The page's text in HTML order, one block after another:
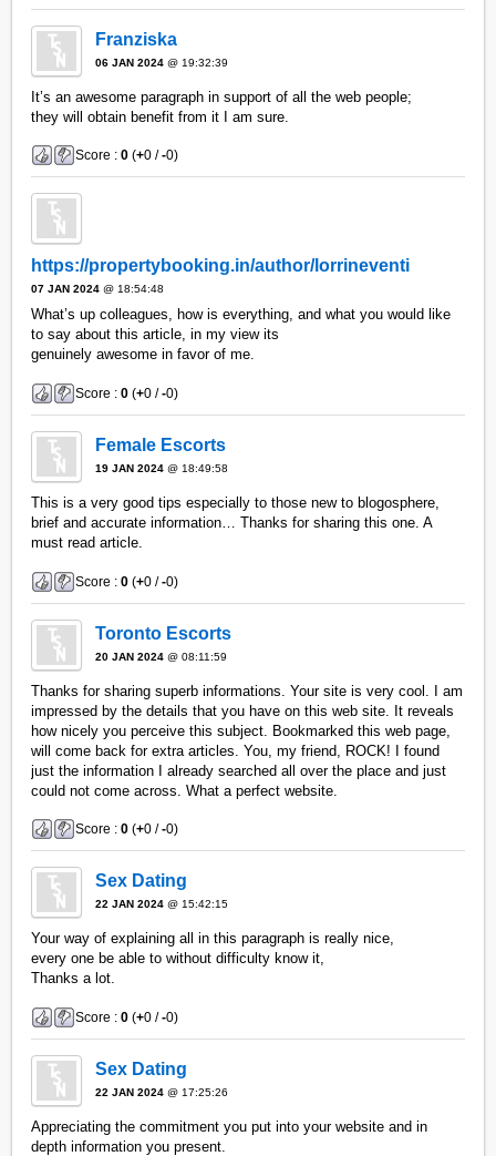
Franziska
06 JAN 2024 @ 19:32:39
It’s an awesome paragraph in support of all the web people;
they will obtain benefit from it I am sure.
Score :0 (+0 /-0)
https://propertybooking.in/author/lorrineventi
07 JAN 2024 @ 18:54:48
What’s up colleagues, how is everything, and what you would like
to say about this article, in my view its
genuinely awesome in favor of me.
Score :0 (+0 /-0)
Female Escorts
19 JAN 2024 @ 18:49:58
This is a very good tips especially to those new to blogosphere,
brief and accurate information… Thanks for sharing this one. A
must read article.
Score :0 (+0 /-0)
Toronto Escorts
20 JAN 2024 @ 08:11:59
Thanks for sharing superb informations. Your site is very cool. I am
impressed by the details that you have on this web site. It reveals
how nicely you perceive this subject. Bookmarked this web page,
will come back for extra articles. You, my friend, ROCK! I found
just the information I already searched all over the place and just
could not come across. What a perfect website.
Score :0 (+0 /-0)
Sex Dating
22 JAN 2024 @ 15:42:15
Your way of explaining all in this paragraph is really nice,
every one be able to without difficulty know it,
Thanks a lot.
Score :0 (+0 /-0)
Sex Dating
22 JAN 2024 @ 17:25:26
Appreciating the commitment you put into your website and in
depth information you present.